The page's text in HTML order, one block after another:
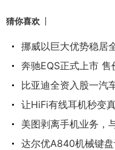
猜你喜欢
挪威以巨大优势稳居
奔驰EQS正式上市
比亚迪全资入股一汽
让HiFi有线耳机秒变
美图剥离手机业务，
达尔优A840机械键